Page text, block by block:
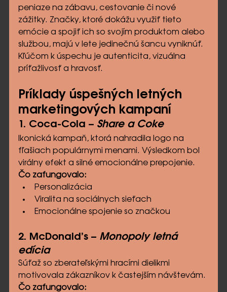
peniaze na zábavu, cestovanie či nové
zážitky. Značky, ktoré dokážu využiť tieto
emócie a spojiť ich so svojím produktom alebo
službou, majú v lete jedinečnú šancu vyniknúť.
Kľúčom k úspechu je autenticita, vizuálna
príťažlivosť a hravosť.
Príklady úspešných letných
marketingových kampaní
1. Coca-Cola – Share a Coke
Ikonická kampaň, ktorá nahradila logo na
fľašiach populárnymi menami. Výsledkom bol
virálny efekt a silné emocionálne prepojenie.
Čo zafungovalo:
Personalizácia
Viralita na sociálnych sieťach
Emocionálne spojenie so značkou
2. McDonald’s – Monopoly letná
edícia
Súťaž so zberateľskými hracími dielikmi
motivovala zákazníkov k častejším návštevám.
Čo zafungovalo: